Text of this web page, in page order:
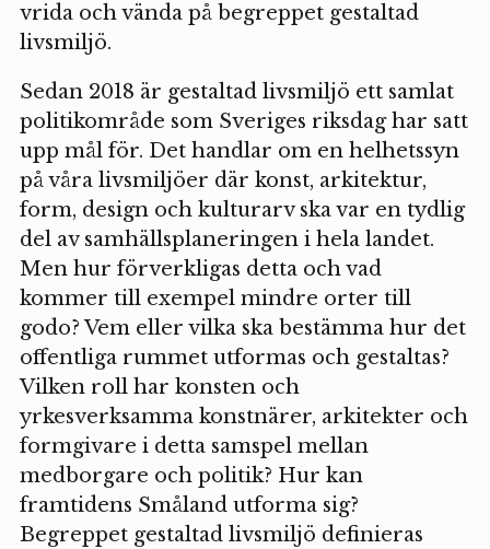
vrida och vända på begreppet gestaltad
livsmiljö.
Sedan 2018 är gestaltad livsmiljö ett samlat
politikområde som Sveriges riksdag har satt
upp mål för. Det handlar om en helhetssyn
på våra livsmiljöer där konst, arkitektur,
form, design och kulturarv ska var en tydlig
del av samhällsplaneringen i hela landet.
Men hur förverkligas detta och vad
kommer till exempel mindre orter till
godo? Vem eller vilka ska bestämma hur det
offentliga rummet utformas och gestaltas?
Vilken roll har konsten och
yrkesverksamma konstnärer, arkitekter och
formgivare i detta samspel mellan
medborgare och politik? Hur kan
framtidens Småland utforma sig?
Begreppet gestaltad livsmiljö definieras